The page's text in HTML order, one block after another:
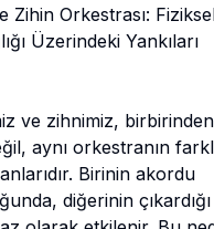
Zihin Orkestrası:
Üzerindeki Yankıları
ve zihnimiz,
aynı orkestranın
Birinin akordu
diğerinin